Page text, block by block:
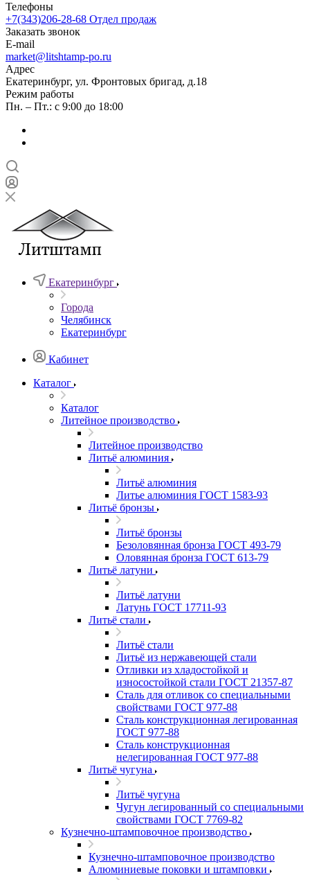
Телефоны
+7(343)206-28-68 Отдел продаж
Заказать звонок
E-mail
market@litshtamp-po.ru
Адрес
Екатеринбург, ул. Фронтовых бригад, д.18
Режим работы
Пн. – Пт.: с 9:00 до 18:00
Екатеринбург
Города
Челябинск
Екатеринбург
Кабинет
Каталог
Каталог
Литейное производство
Литейное производство
Литьё алюминия
Литьё алюминия
Литье алюминия ГОСТ 1583-93
Литьё бронзы
Литьё бронзы
Безоловянная бронза ГОСТ 493-79
Оловянная бронза ГОСТ 613-79
Литьё латуни
Литьё латуни
Латунь ГОСТ 17711-93
Литьё стали
Литьё стали
Литьё из нержавеющей стали
Отливки из хладостойкой и
износостойкой стали ГОСТ 21357-87
Сталь для отливок со специальными
свойствами ГОСТ 977-88
Сталь конструкционная легированная
ГОСТ 977-88
Сталь конструкционная
нелегированная ГОСТ 977-88
Литьё чугуна
Литьё чугуна
Чугун легированный со специальными
свойствами ГОСТ 7769-82
Кузнечно-штамповочное производство
Кузнечно-штамповочное производство
Алюминиевые поковки и штамповки